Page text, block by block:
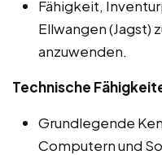
Fähigkeit,
Ellwangen (Jagst)
anzuwenden.
Technische
Grundlegende
Computern und